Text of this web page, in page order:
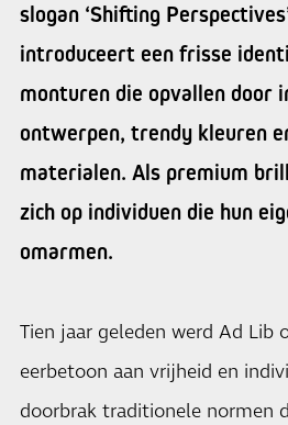
slogan ‘Shifting
introduceert een frisse
monturen die opvallen door
ontwerpen, trendy kleuren
materialen. Als premium
zich op individuen die hun
omarmen.
Tien jaar geleden werd Ad Lib
eerbetoon aan vrijheid en
doorbrak traditionele normen